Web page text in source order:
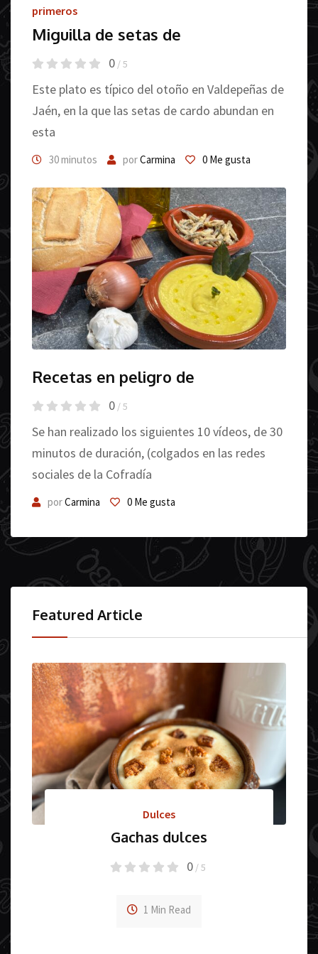
primeros
Miguilla de setas de
0 / 5
Este plato es típico del otoño en Valdepeñas de
Jaén, en la que las setas de cardo abundan en
esta
30 minutos porCarmina 0 Me gusta
Recetas en peligro de
0 / 5
Se han realizado los siguientes 10 vídeos, de 30
minutos de duración, (colgados en las redes
sociales de la Cofradía
porCarmina 0 Me gusta
Featured Article
Dulces
Gachas dulces
0 / 5
1 Min Read